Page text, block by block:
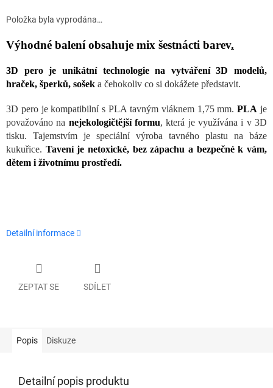
Položka byla vyprodána…
Výhodné balení obsahuje mix šestnácti barev.
3D pero je unikátní technologie na vytváření 3D modelů,
hraček, šperků, sošek a čehokoliv co si dokážete představit.
3D pero je kompatibilní s PLA tavným vláknem 1,75 mm.PLA je
považováno na nejekologičtější formu, která je využívána i v 3D
tisku. Tajemstvím je speciální výroba tavného plastu na báze
kukuřice. Tavení je netoxické, bez zápachu a bezpečné k vám,
dětem i životnímu prostředí.
Detailní informace
ZEPTAT SE SDÍLET
Popis Diskuze
Detailní popis produktu